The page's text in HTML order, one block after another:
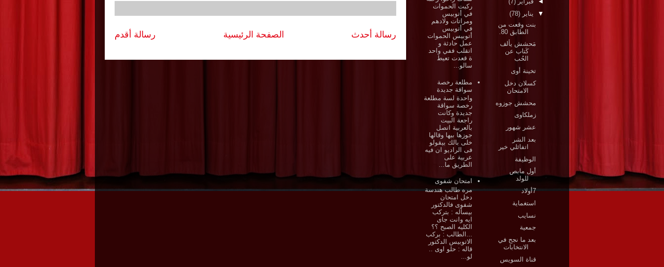
رسالة أحدث رسالة أقدم الصفحة الرئيسية
▼ يناير (78)
بنت وقعت من
الطابق 80.
مَحشش يألف
كَتاب عن
الحُب
تخينة أوى
كسلان دخل
الامتحان
محشش جوزوه
زملكاوى
عشر شهور
بعد الشر
اتفائلي خير
الوظيفة
أول مابص
للولد
7أولاد
استغماية
نسايب
جمعية
بعد ما نجح في
الانتخابات
قناة السويس
ركبت الحموات
في أتوبيس
ومراتات ولادهم
في أتوبيس
أتوبيس الحموات
عمل حادثة و
اتقلب ففي واحد
ة قعدت تعيط
سالو...
مطلعة رخصة
سواقة جديدة
واحدة لسة مطلعة
رخصة سواقة
جديدة وكانت
راجعة البيت
بالعربية اتصل
جوزها بيها وقالها
خلى بالك بيقولو
فى الراديو ان فيه
عربية على
الطريق ما...
امتحان شفوى
مره طالب هندسة
دخل امتحان
شفوى فالدكتور
بيسأله : بتركب
ايه وانت جاى
الكليه الصبح ؟؟
...الطالب : بركب
الاتوبيس الدكتور
قاله : حلو اوى ..
لو...